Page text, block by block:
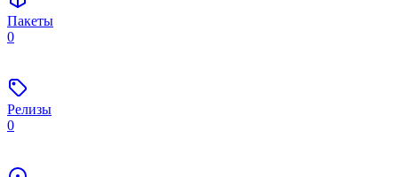
Пакеты
0
Релизы
0